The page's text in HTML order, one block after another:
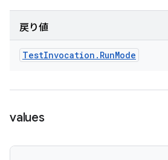
戻り値
TestInvocation . RunMode
values